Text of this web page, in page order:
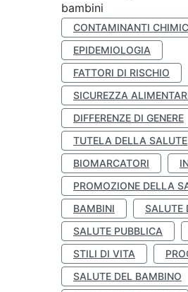
bambini
CONTAMINANTI
EPIDEMIOLOGIA
FATTORI DI RISCHIO
SICUREZZA
DIFFERENZE DI GENERE
TUTELA DELLA SALUTE
BIOMARCATORI
PROMOZIONE DELLA
BAMBINI
SALUTE
SALUTE PUBBLICA
STILI DI VITA
SALUTE DEL BAMBINO